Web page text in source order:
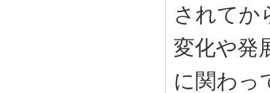
されてか
変化や発
に関わっ